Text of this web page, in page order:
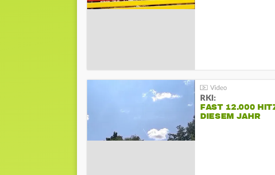
RKI:
FAST 12.000
DIESEM JAHR